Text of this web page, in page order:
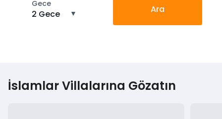
Gece
2 Gece ▼ Ara
İslamlar Villalarına Gözatın